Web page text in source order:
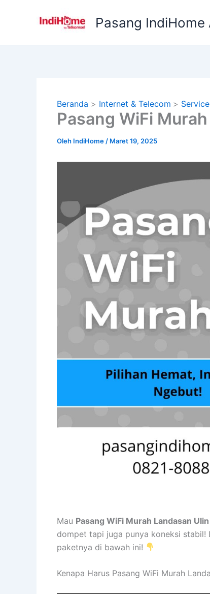
Pasang IndiHome
Beranda Internet & Telecom
Pasang WiFi
Oleh IndiHome / Maret 19, 2025
Mau Pasang WiFi Murah Landasan Ulin
dompet tapi juga punya koneksi stabil!
paketnya di bawah ini!
Kenapa Harus Pasang WiFi Murah